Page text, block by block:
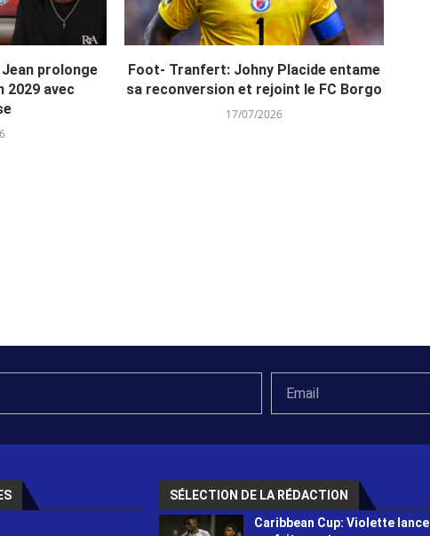
prolonge
2029 avec
Foot- Tranfert: Johny Placide entame
sa reconversion et rejoint le FC Borgo
17/07/2026
SÉLECTION DE LA RÉDACTION
Caribbean Cup: Violette lance